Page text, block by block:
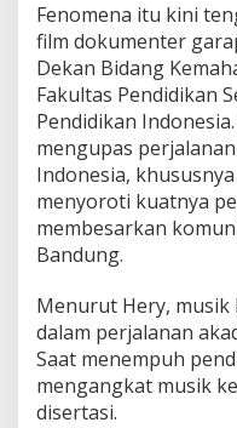
Fenomena itu kini
film dokumenter
Dekan Bidang
Fakultas Pendidikan
Pendidikan
mengupas
Indonesia,
menyoroti kuatnya
membesarkan
Bandung.
Menurut Hery,
dalam perjalanan
Saat menempuh
mengangkat musik
disertasi.